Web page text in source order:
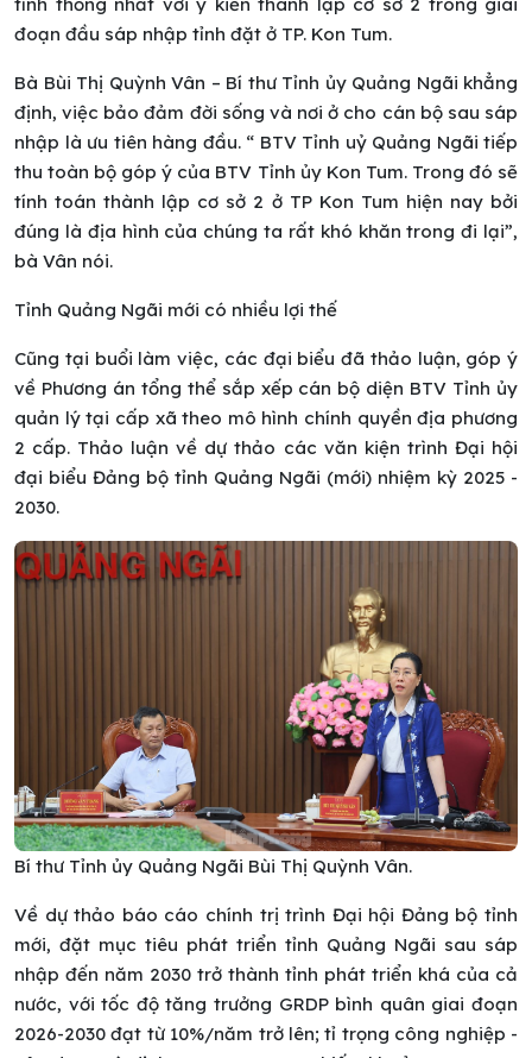
đoạn đầu sáp nhập tỉnh đặt ở TP. Kon Tum.
Bà Bùi Thị Quỳnh Vân – Bí thư Tỉnh ủy Quảng Ngãi khẳng
định, việc bảo đảm đời sống và nơi ở cho cán bộ sau sáp
nhập là ưu tiên hàng đầu. “ BTV Tỉnh uỷ Quảng Ngãi tiếp
thu toàn bộ góp ý của BTV Tỉnh ủy Kon Tum. Trong đó sẽ
tính toán thành lập cơ sở 2 ở TP Kon Tum hiện nay bởi
đúng là địa hình của chúng ta rất khó khăn trong đi lại”,
bà Vân nói.
Tỉnh Quảng Ngãi mới có nhiều lợi thế
Cũng tại buổi làm việc, các đại biểu đã thảo luận, góp ý
về Phương án tổng thể sắp xếp cán bộ diện BTV Tỉnh ủy
quản lý tại cấp xã theo mô hình chính quyền địa phương
2 cấp. Thảo luận về dự thảo các văn kiện trình Đại hội
đại biểu Đảng bộ tỉnh Quảng Ngãi (mới) nhiệm kỳ 2025 -
2030.
Bí thư Tỉnh ủy Quảng Ngãi Bùi Thị Quỳnh Vân.
Về dự thảo báo cáo chính trị trình Đại hội Đảng bộ tỉnh
mới, đặt mục tiêu phát triển tỉnh Quảng Ngãi sau sáp
nhập đến năm 2030 trở thành tỉnh phát triển khá của cả
nước, với tốc độ tăng trưởng GRDP bình quân giai đoạn
2026-2030 đạt từ 10%/năm trở lên; tỉ trọng công nghiệp -